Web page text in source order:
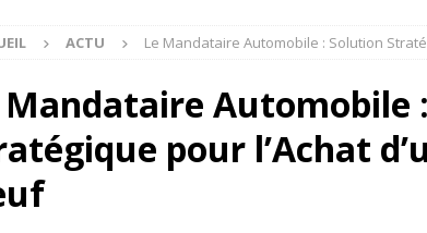
ACTU Le Mandataire Automobile : Solution
Mandataire Automobile
pour l’Achat